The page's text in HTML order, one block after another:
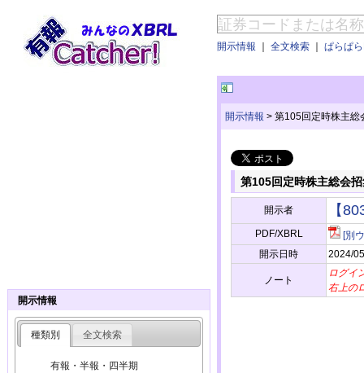
開示情報 ｜ 全文検索 ｜ ぱらぱ
開示情報 > 第105回定時株主総
第105回定時株主総会
開示者 【
PDF/XBRL
[別
開示日時
2024/
ノート
ログイ
右上の
開示情報
種類別 全文検索
有報・半報・四半期